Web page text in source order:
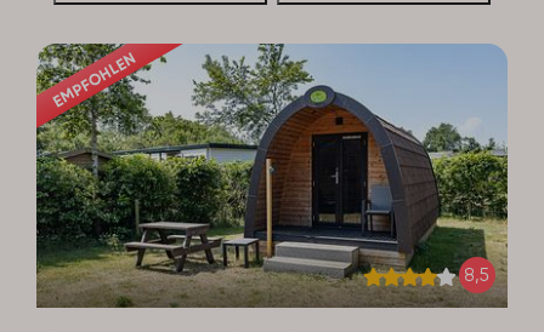
EMPFOHLEN
8,5